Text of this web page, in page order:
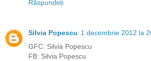
Răspundeți
Silvia Popescu 1 decembrie 2012 la
GFC: Silvia Popescu
FB: Silvia Popescu